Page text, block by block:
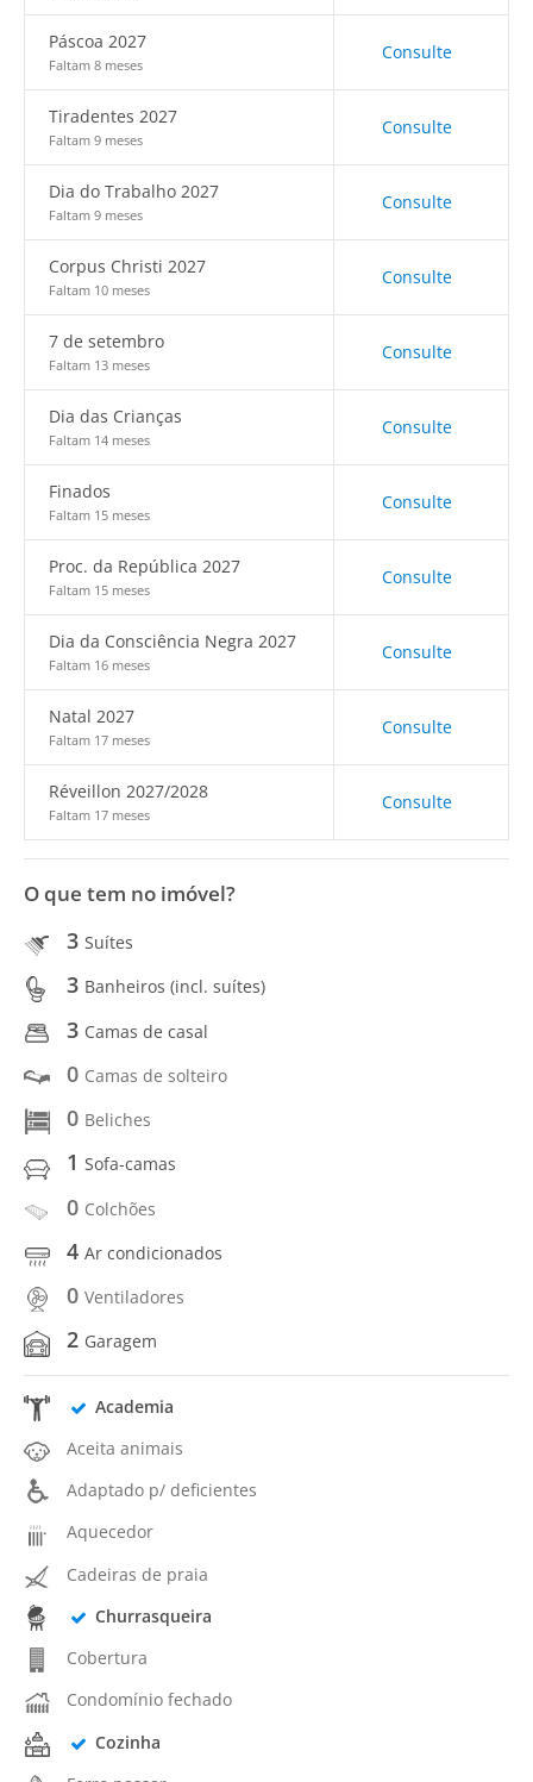
Páscoa 2027
Faltam 8 meses
Consulte
Tiradentes 2027
Faltam 9 meses
Consulte
Dia do Trabalho 2027
Faltam 9 meses
Consulte
Corpus Christi 2027
Faltam 10 meses
Consulte
7 de setembro
Faltam 13 meses
Consulte
Dia das Crianças
Faltam 14 meses
Consulte
Finados
Faltam 15 meses
Consulte
Proc. da República 2027
Faltam 15 meses
Consulte
Dia da Consciência Negra 2027
Faltam 16 meses
Consulte
Natal 2027
Faltam 17 meses
Consulte
Réveillon 2027/2028
Faltam 17 meses
Consulte
O que tem no imóvel?
3 Suítes
3 Banheiros (incl. suítes)
3 Camas de casal
0 Camas de solteiro
0 Beliches
1 Sofa-camas
0 Colchões
4 Ar condicionados
0 Ventiladores
2 Garagem
Academia
Aceita animais
Adaptado p/ deficientes
Aquecedor
Cadeiras de praia
Churrasqueira
Cobertura
Condomínio fechado
Cozinha